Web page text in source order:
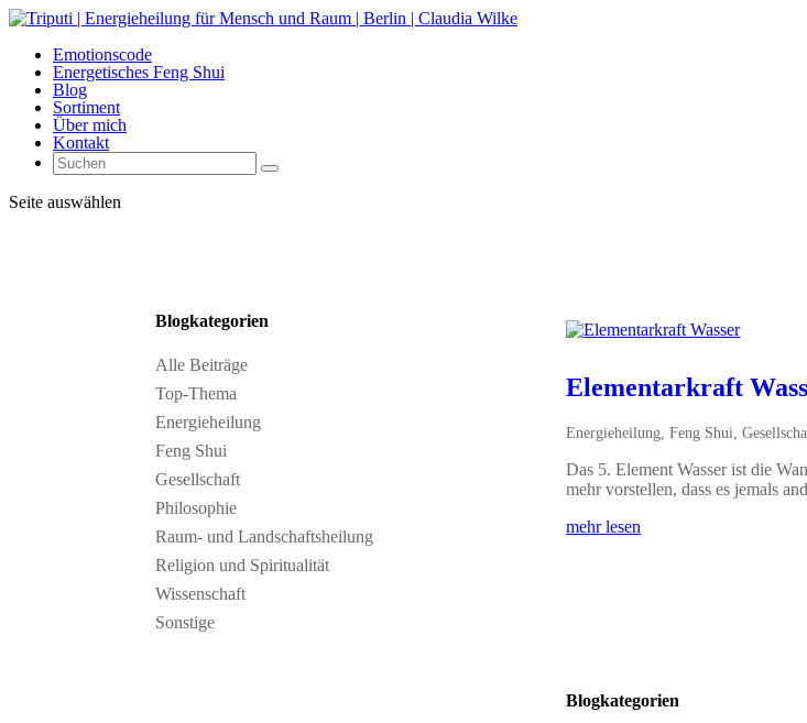
Emotionscode
Energetisches Feng Shui
Blog
Sortiment
Über mich
Kontakt
Seite auswählen
Blogkategorien
Alle Beiträge
Top-Thema
Energieheilung
Feng Shui
Gesellschaft
Philosophie
Raum- und Landschaftsheilung
Religion und Spiritualität
Wissenschaft
Sonstige
Elementarkraft
Energieheilung,Feng Shui,
Das 5. Element Wasser ist die
mehr vorstellen, dass es jemals
mehr lesen
Blogkategorien